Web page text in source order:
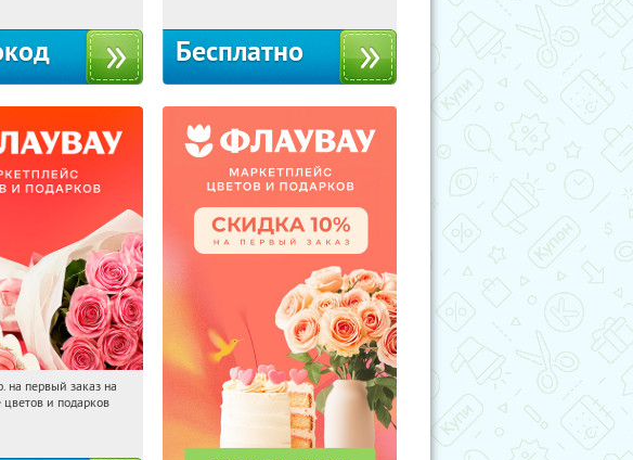
Бесплатно
Получили:
на первый заказ на
цветов и подарков